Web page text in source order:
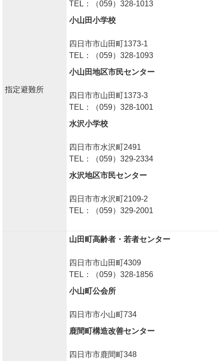
指定避難所
TEL：（059）328-1013
小山田小学校
四日市市山田町1373-1
TEL：（059）328-1093
小山田地区市民センター
四日市市山田町1373-3
TEL：（059）328-1001
水沢小学校
四日市市水沢町2491
TEL：（059）329-2334
水沢地区市民センター
四日市市水沢町2109-2
TEL：（059）329-2001
山田町高齢者・若者センター
四日市市山田町4309
TEL：（059）328-1856
小山町公会所
四日市市小山町734
鹿間町構造改善センター
四日市市鹿間町348